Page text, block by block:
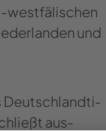
​​westfälischen
und
Deutsch­land­ti­
aus­